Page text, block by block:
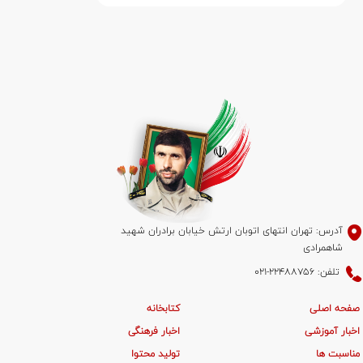
آدرس: تهران انتهای اتوبان ارتش خیابان برادران شهید
شاهمرادی
تلفن: 22488756-021
صفحه اصلی
کتابخانه
اخبار آموزشی
اخبار فرهنگی
مناسبت ها
تولید محتوا